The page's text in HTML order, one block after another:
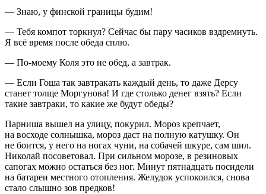
— Знаю, у финской границы будим!
— Тебя компот торкнул? Сейчас бы пару часиков вздремнуть.
Я всё время после обеда сплю.
— По-моему Коля это не обед, а завтрак.
— Если Гоша так завтракать каждый день, то даже Дерсу
станет толще Моргунова! И где столько денег взять? Если
такие завтраки, то какие же будут обеды?
Парниша вышел на улицу, покурил. Мороз крепчает,
на восходе солнышка, мороз даст на полную катушку. Он
не боится, у него на ногах чуни, на собачей шкуре, сам шил.
Николай посоветовал. При сильном морозе, в резиновых
сапогах можно остаться без ног. Минут пятнадцать посидели
на батареи местного отопления. Желудок успокоился, снова
стало слышно зов предков!